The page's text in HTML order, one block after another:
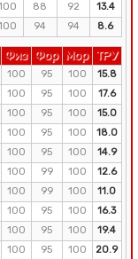
88 92
13.4
94 94 8.6
Физ Фор Мор ТРУ
100 95 100
15.8
100 95 100
17.6
100 95 100
15.0
100 95 100
18.0
100 95 100
14.9
100 99 100
12.6
100 99 100
11.0
100 95 100
16.3
100 95 100
19.4
100 95 100
20.9